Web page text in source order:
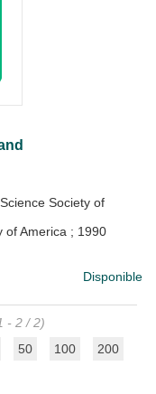
Society of
of America ; 1990
Disponible
- 2 / 2)
50 100 200